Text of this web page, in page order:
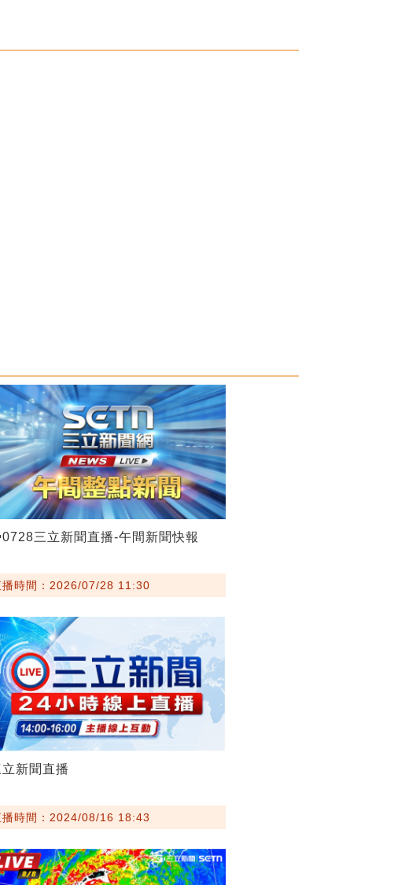
三立新聞直播-午間新聞快報
播時間：2026/07/28 11:30
立新聞直播
播時間：2024/08/16 18:43